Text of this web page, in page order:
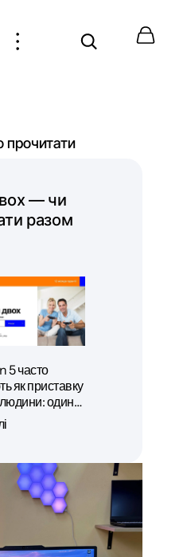
— чи
разом
5 часто
як приставку
людини: один…